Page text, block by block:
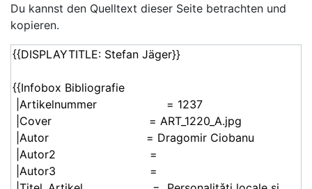
Du kannst den Quelltext dieser Seite betrachten und
kopieren.